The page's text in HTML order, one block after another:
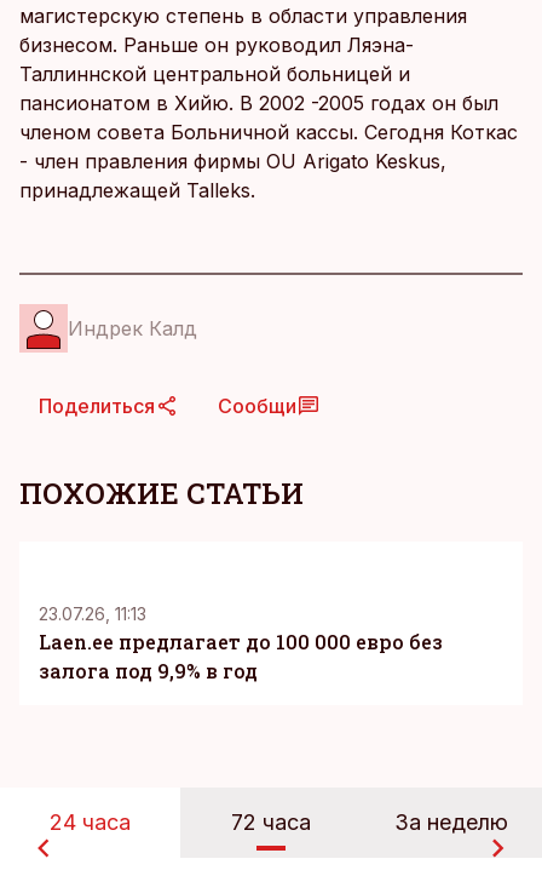
магистерскую степень в области управления
бизнесом. Раньше он руководил Ляэна-
Таллиннской центральной больницей и
пансионатом в Хийю. В 2002 -2005 годах он был
членом совета Больничной кассы. Сегодня Коткас
- член правления фирмы OU Arigato Keskus,
принадлежащей Talleks.
Индрек Калд
Поделиться Сообщи
ПОХОЖИЕ СТАТЬИ
23.07.26, 11:13
Laen.ee предлагает до 100 000 евро без
залога под 9,9% в год
24 часа 72 часа За неделю